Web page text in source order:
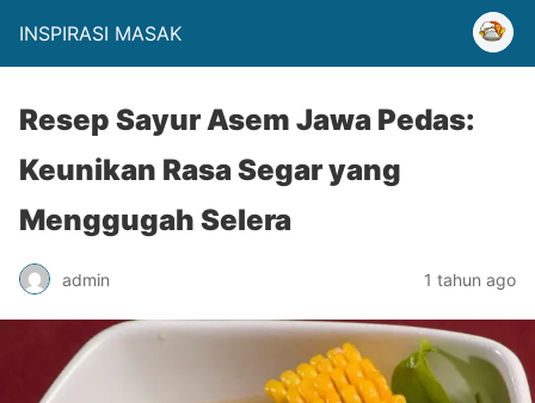
INSPIRASI MASAK
Resep Sayur Asem Jawa Pedas:
Keunikan Rasa Segar yang
Menggugah Selera
admin 1 tahun ago